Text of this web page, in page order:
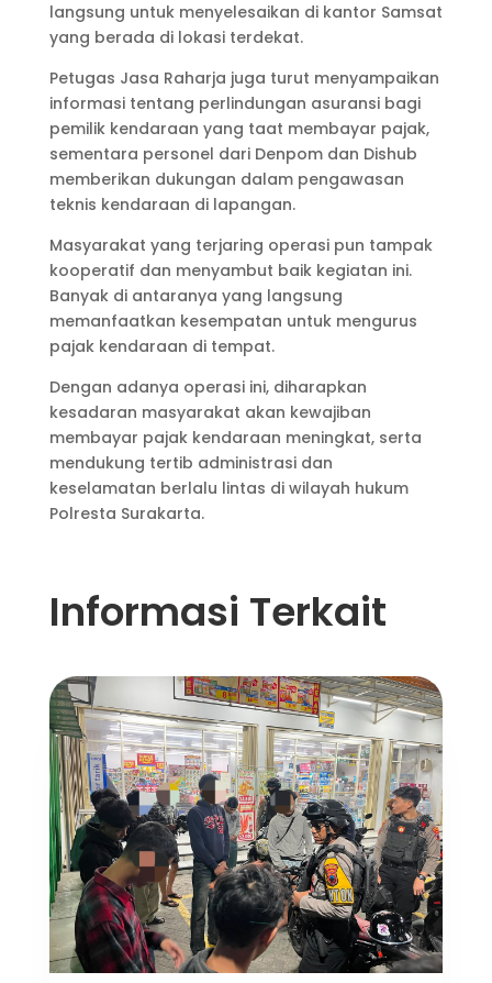
langsung untuk menyelesaikan di kantor Samsat
yang berada di lokasi terdekat.
Petugas Jasa Raharja juga turut menyampaikan
informasi tentang perlindungan asuransi bagi
pemilik kendaraan yang taat membayar pajak,
sementara personel dari Denpom dan Dishub
memberikan dukungan dalam pengawasan
teknis kendaraan di lapangan.
Masyarakat yang terjaring operasi pun tampak
kooperatif dan menyambut baik kegiatan ini.
Banyak di antaranya yang langsung
memanfaatkan kesempatan untuk mengurus
pajak kendaraan di tempat.
Dengan adanya operasi ini, diharapkan
kesadaran masyarakat akan kewajiban
membayar pajak kendaraan meningkat, serta
mendukung tertib administrasi dan
keselamatan berlalu lintas di wilayah hukum
Polresta Surakarta.
Informasi Terkait